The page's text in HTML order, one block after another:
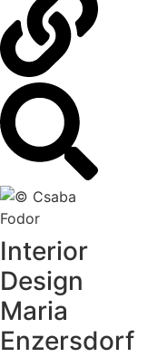
Interior
Design
Maria
Enzersdorf